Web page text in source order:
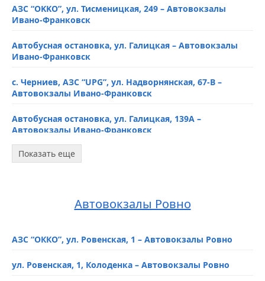
АЗС “OKKO”, ул. Тисменицкая, 249 – Автовокзалы
Ивано-Франковск
Автобусная остановка, ул. Галицкая – Автовокзалы
Ивано-Франковск
с. Черниев, АЗС “UPG”, ул. Надворнянская, 67-В –
Автовокзалы Ивано-Франковск
Автобусная остановка, ул. Галицкая, 139А –
Автовокзалы Ивано-Франковск
Автовокзал, yл. Пасечная – Автовокзалы Ивано-
Франковск
Автовокзалы Ивано-Франковск
АЗС “WOG”, Калушское шоссе, 2д – Автовокзалы
Показать еще
Автовокзалы Ровно
АЗС “ОККО”, ул. Ровенская, 1 – Автовокзалы Ровно
ул. Ровенская, 1, Колоденка – Автовокзалы Ровно